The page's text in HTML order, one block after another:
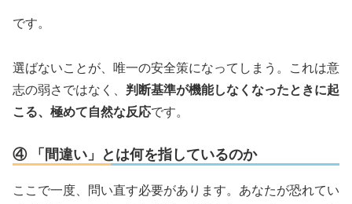
です。
選ばないことが、唯一の安全策になってしまう。これは意
志の弱さではなく、 判断基準が機能しなくなったときに起
こる、極めて自然な反応です。
④ 「間違い」とは何を指しているのか
ここで一度、問い直す必要があります。あなたが恐れてい